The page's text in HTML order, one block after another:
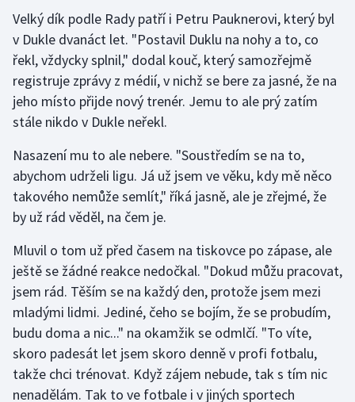
Sportovní střelba
Stolní tenis
Triatlon
Vodní slalom
Volejbal
Ostatní
Velký dík podle Rady patří i Petru Pauknerovi, který byl
v Dukle dvanáct let. "Postavil Duklu na nohy a to, co
řekl, vždycky splnil," dodal kouč, který samozřejmě
registruje zprávy z médií, v nichž se bere za jasné, že na
jeho místo přijde nový trenér. Jemu to ale prý zatím
stále nikdo v Dukle neřekl.
Nasazení mu to ale nebere. "Soustředím se na to,
abychom udrželi ligu. Já už jsem ve věku, kdy mě něco
takového nemůže semlít," říká jasně, ale je zřejmé, že
by už rád věděl, na čem je.
Mluvil o tom už před časem na tiskovce po zápase, ale
ještě se žádné reakce nedočkal. "Dokud můžu pracovat,
jsem rád. Těším se na každý den, protože jsem mezi
mladými lidmi. Jediné, čeho se bojím, že se probudím,
budu doma a nic..." na okamžik se odmlčí. "To víte,
skoro padesát let jsem skoro denně v profi fotbalu,
takže chci trénovat. Když zájem nebude, tak s tím nic
nenadělám. Tak to ve fotbale i v jiných sportech